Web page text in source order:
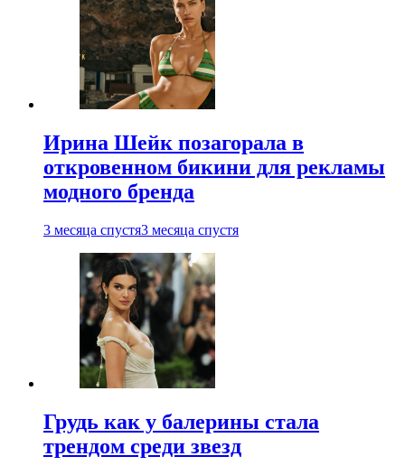
Ирина Шейк позагорала в
откровенном бикини для рекламы
модного бренда
3 месяца спустя3 месяца спустя
Грудь как у балерины стала
трендом среди звезд